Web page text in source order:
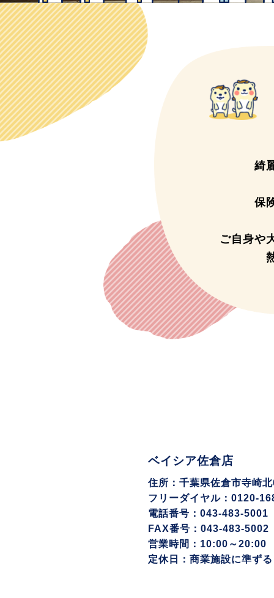
綺
保
ご自身や
ベイシア佐倉店
住所：千葉県佐倉市寺崎
フリーダイヤル：0120-
電話番号：043-483-5001
FAX番号：043-483-5002
営業時間：10:00～20:00
定休日：商業施設に準ずる